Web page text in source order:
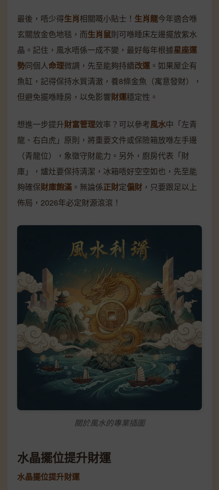
最後，唔少得生肖相關嘅小貼士！ 生肖龍今年適合喺
玄關放金色地毯，而生肖鼠則可喺睡床左邊擺放紫水
晶。記住，風水唔係一成不變，最好每年根據星座運
勢同個人命理微調，先至能夠持續改運 。如果屋企有
魚缸，記得保持水質清澈，養8條金魚（寓意發財），
但避免擺喺睡房，以免影響財運穩定性。
想進一步提升財富管理效率？可以參考風水中「左青
龍、右白虎」原則，將重要文件或保險箱放喺左手邊
（青龍位），象徵守財能力。另外，廚房代表「財
庫」，爐灶要保持清潔，冰箱唔好空空如也，先至能
夠確保財庫飽滿 。無論係正財定偏財 ，只要跟足以上
佈局，2026年必定財源滾滾！
關於風水的專業插圖
水晶擺位提升財運
水晶擺位提升財運